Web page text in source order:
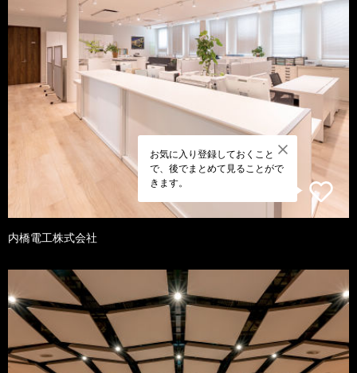
お気に入り登録しておくこと
で、後でまとめて見ることがで
きます。
内橋電工株式会社